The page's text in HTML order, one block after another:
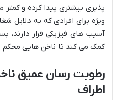
پذیری بیشتری پیدا کرده و
ویژه برای افرادی که به دلایل
آسیب های فیزیکی قرار دارند،
کمک می کند تا ناخن هایی محکم
رطوبت رسان عمیق
اطراف